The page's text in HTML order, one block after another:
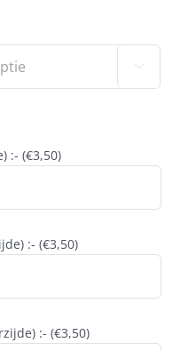

:- (€3,50)
:- (€3,50)
:- (€3,50)